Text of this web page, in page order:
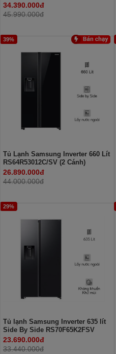
34.390.000đ
45.990.000đ
39%
Tủ Lạnh Samsung Inverter 660 Lít
RS64R53012C/SV (2 Cánh)
26.890.000đ
44.000.000đ
29%
Tủ lạnh Samsung Inverter 635 lít
Side By Side RS70F65K2FSV
23.690.000đ
33.440.000đ